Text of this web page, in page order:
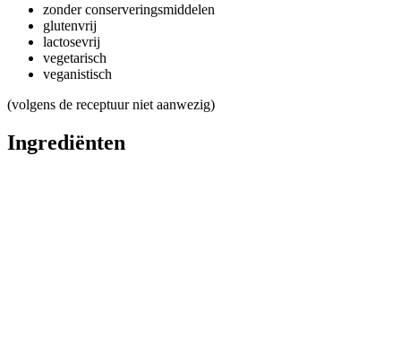
zonder conserveringsmiddelen
glutenvrij
lactosevrij
vegetarisch
veganistisch
(volgens de receptuur niet aanwezig)
Ingrediënten